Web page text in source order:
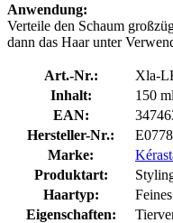
Anwendung:
Verteile den Schaum
dann das Haar unter
Art.-Nr.:
Xla-
Inhalt:
150 ml
EAN:
Hersteller-Nr.:
Marke:
Produktart:
Haartyp:
Eigenschaften: